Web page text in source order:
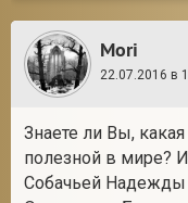
Mori
22.07.2016 в
Знаете ли Вы,
полезной в мире?
Собачьей Надежды